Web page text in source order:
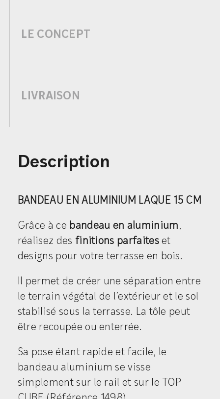
LE CONCEPT
LIVRAISON
Description
BANDEAU EN ALUMINIUM LAQUE 15 CM
Grâce à ce bandeau en aluminium,
réalisez des finitions parfaiteset
designs pour votre terrasse en bois.
Il permet de créer une séparation entre
le terrain végétal de l’extérieur et le sol
stabilisé sous la terrasse. La tôle peut
être recoupée ou enterrée.
Sa pose étant rapide et facile, le
bandeau aluminium se visse
simplement sur le rail et sur le TOP